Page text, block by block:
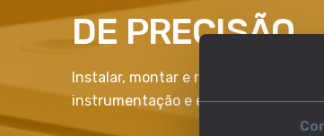
DE PRECISÃO
Instalar, montar e reparar
instrumentação e equipamento de